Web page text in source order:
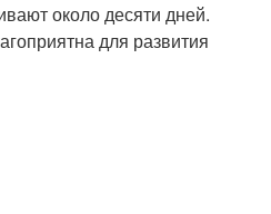
около десяти дней.
для развития